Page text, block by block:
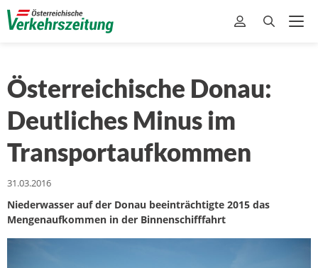
Österreichische Donau:
Deutliches Minus im
Transportaufkommen
31.03.2016
Niederwasser auf der Donau beeinträchtigte 2015 das
Mengenaufkommen in der Binnenschifffahrt